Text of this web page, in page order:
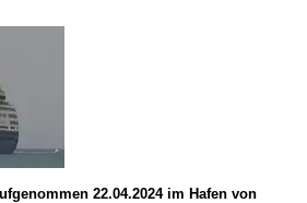
22.04.2024 im Hafen von